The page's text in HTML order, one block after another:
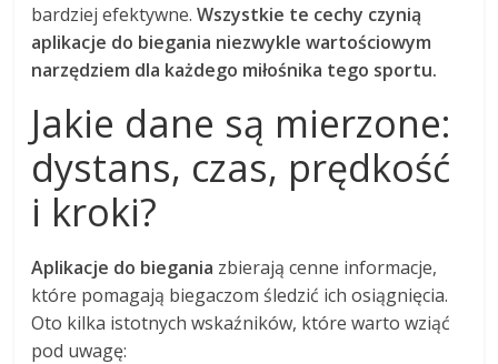
bardziej efektywne.Wszystkie te cechy czynią
aplikacje do biegania niezwykle wartościowym
narzędziem dla każdego miłośnika tego sportu.
Jakie dane są mierzone:
dystans, czas, prędkość
i kroki?
Aplikacje do biegania zbierają cenne informacje,
które pomagają biegaczom śledzić ich osiągnięcia.
Oto kilka istotnych wskaźników, które warto wziąć
pod uwagę: